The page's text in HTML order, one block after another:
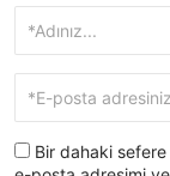
Bir dahaki sefere